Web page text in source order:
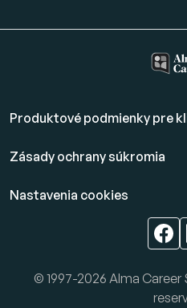
Produktové podmienky pre
Zásady ochrany súkromia
Nastavenia cookies
© 1997-2026 Alma Career